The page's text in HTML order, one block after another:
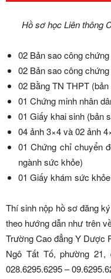
Hồ sơ học Liên thông
02 Bản sao công
02 Bản sao công
02 Bằng TN THPT
01 Chứng minh nhân
01 Giấy khai sinh (bản
04 ảnh 3×4 và 02 ảnh
01 Chứng chỉ chuyển
ngành sức khỏe)
01 Giấy khám sức
Thí sinh nộp hồ sơ đăng
theo hướng dẫn như trên
Trường Cao đẳng Y Dược
Ngô Tất Tố, phường 21,
028.6295.6295 –